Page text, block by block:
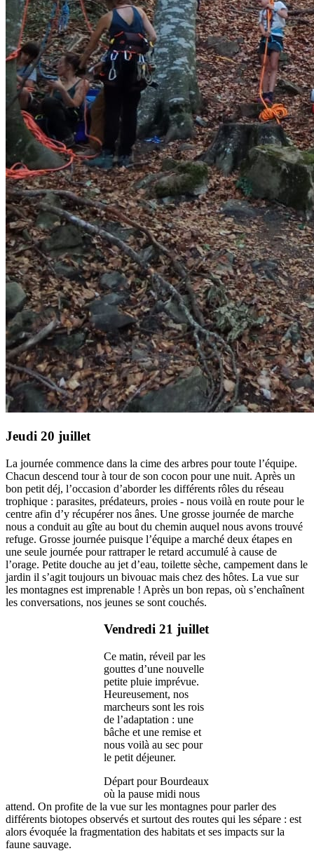
Jeudi 20 juillet
La journée commence dans la cime des arbres pour toute l’équipe.
Chacun descend tour à tour de son cocon pour une nuit. Après un
bon petit déj, l’occasion d’aborder les différents rôles du réseau
trophique : parasites, prédateurs, proies - nous voilà en route pour le
centre afin d’y récupérer nos ânes. Une grosse journée de marche
nous a conduit au gîte au bout du chemin auquel nous avons trouvé
refuge. Grosse journée puisque l’équipe a marché deux étapes en
une seule journée pour rattraper le retard accumulé à cause de
l’orage. Petite douche au jet d’eau, toilette sèche, campement dans le
jardin il s’agit toujours un bivouac mais chez des hôtes. La vue sur
les montagnes est imprenable ! Après un bon repas, où s’enchaînent
les conversations, nos jeunes se sont couchés.
Vendredi 21 juillet
Ce matin, réveil par les
gouttes d’une nouvelle
petite pluie imprévue.
Heureusement, nos
marcheurs sont les rois
de l’adaptation : une
bâche et une remise et
nous voilà au sec pour
le petit déjeuner.
Départ pour Bourdeaux
où la pause midi nous
attend. On profite de la vue sur les montagnes pour parler des
différents biotopes observés et surtout des routes qui les sépare : est
alors évoquée la fragmentation des habitats et ses impacts sur la
faune sauvage.